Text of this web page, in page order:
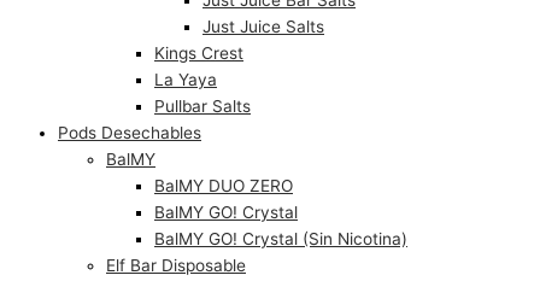
Just Juice Salts
Kings Crest
La Yaya
Pullbar Salts
Pods Desechables
BalMY
BalMY DUO ZERO
BalMY GO! Crystal
BalMY GO! Crystal (Sin Nicotina)
Elf Bar Disposable